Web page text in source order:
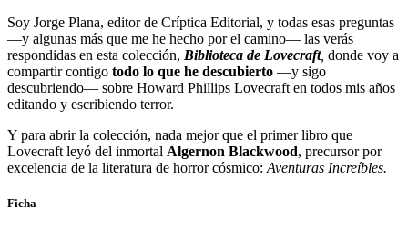
Soy Jorge Plana, editor de Críptica Editorial, y todas esas preguntas
—y algunas más que me he hecho por el camino— las verás
respondidas en esta colección, Biblioteca de Lovecraft, donde voy a
compartir contigo todo lo que he descubierto —y sigo
descubriendo— sobre Howard Phillips Lovecraft en todos mis años
editando y escribiendo terror.
Y para abrir la colección, nada mejor que el primer libro que
Lovecraft leyó del inmortal Algernon Blackwood, precursor por
excelencia de la literatura de horror cósmico: Aventuras Increíbles.
Ficha